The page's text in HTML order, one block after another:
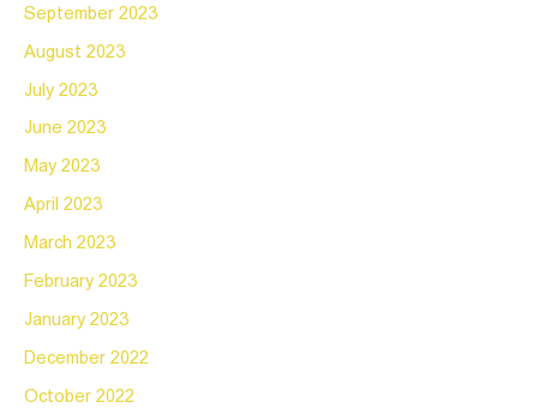
September 2023
August 2023
July 2023
June 2023
May 2023
April 2023
March 2023
February 2023
January 2023
December 2022
October 2022